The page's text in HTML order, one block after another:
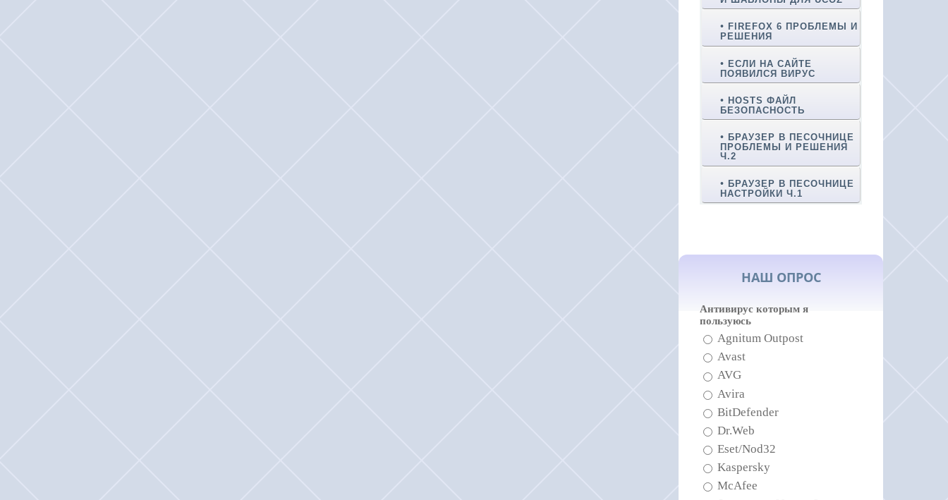
FIREFOX 6 ПРОБЛЕМЫ И
РЕШЕНИЯ
ЕСЛИ НА САЙТЕ
ПОЯВИЛСЯ ВИРУС
HOSTS ФАЙЛ
БЕЗОПАСНОСТЬ
БРАУЗЕР В ПЕСОЧНИЦЕ
ПРОБЛЕМЫ И РЕШЕНИЯ
Ч.2
БРАУЗЕР В ПЕСОЧНИЦЕ
НАСТРОЙКИ Ч.1
НАШ ОПРОС
Антивирус которым я
пользуюсь
Agnitum Outpost
Avast
AVG
Avira
BitDefender
Dr.Web
Eset/Nod32
Kaspersky
McAfee